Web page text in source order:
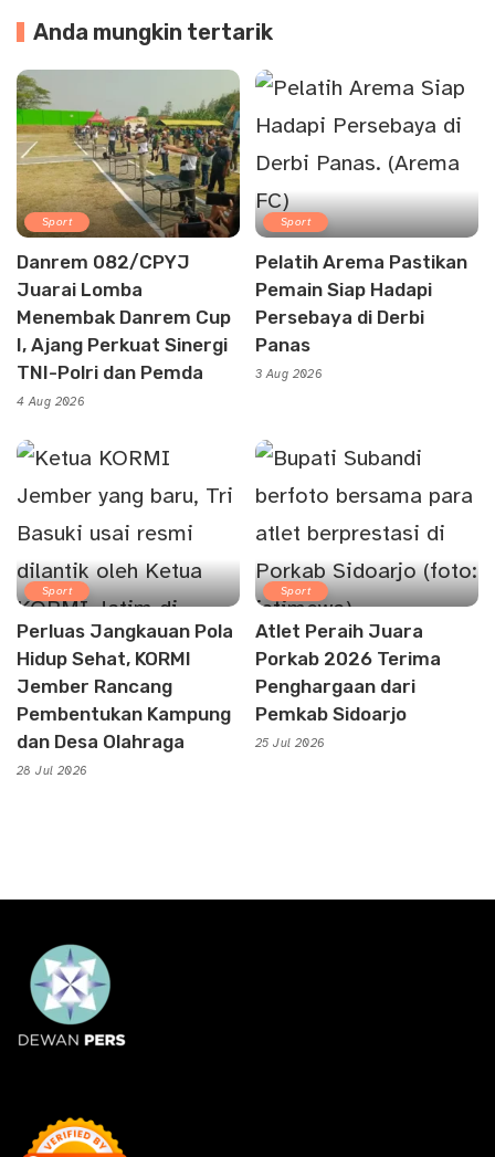
Anda mungkin tertarik
Sport
Danrem 082/CPYJ
Juarai Lomba
Menembak Danrem Cup
I, Ajang Perkuat Sinergi
TNI-Polri dan Pemda
4 Aug 2026
Sport
Pelatih Arema Pastikan
Pemain Siap Hadapi
Persebaya di Derbi
Panas
3 Aug 2026
Sport
Perluas Jangkauan Pola
Hidup Sehat, KORMI
Jember Rancang
Pembentukan Kampung
dan Desa Olahraga
28 Jul 2026
Sport
Atlet Peraih Juara
Porkab 2026 Terima
Penghargaan dari
Pemkab Sidoarjo
25 Jul 2026